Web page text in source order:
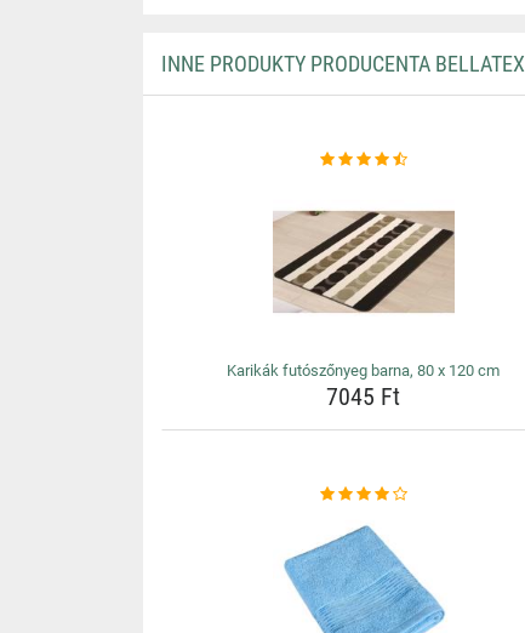
INNE PRODUKTY PRODUCENTA BELLATEX
Karikák futószőnyeg barna, 80 x 120 cm
7045 Ft